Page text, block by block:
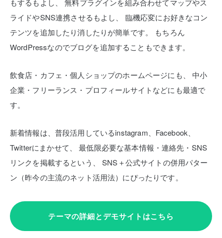
ライドやSNS連携させるもよし、
臨機応変にお好きなコン
テンツを追加したり消したりが簡単です。
もちろん
WordPressなのでブログを追加することもできます。
飲食店・カフェ・個人ショップのホームページにも、
中小
企業・フリーランス・プロフィールサイトなどにも最適で
す。
新着情報は、普段活用しているinstagram、Facebook、
Twitterにまかせて、
最低限必要な基本情報・連絡先・SNS
リンクを掲載するという、
SNS＋公式サイトの併用パター
ン（昨今の主流のネット活用法）にぴったりです。
テーマの詳細とデモサイトはこちら